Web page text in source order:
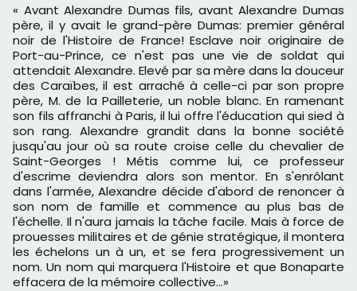
« Avant Alexandre Dumas fils, avant Alexandre Dumas
père, il y avait le grand-père Dumas: premier général
noir de l'Histoire de France! Esclave noir originaire de
Port-au-Prince, ce n'est pas une vie de soldat qui
attendait Alexandre. Elevé par sa mère dans la douceur
des Caraïbes, il est arraché à celle-ci par son propre
père, M. de la Pailleterie, un noble blanc. En ramenant
son fils affranchi à Paris, il lui offre l'éducation qui sied à
son rang. Alexandre grandit dans la bonne société
jusqu'au jour où sa route croise celle du chevalier de
Saint-Georges ! Métis comme lui, ce professeur
d'escrime deviendra alors son mentor. En s'enrôlant
dans l'armée, Alexandre décide d'abord de renoncer à
son nom de famille et commence au plus bas de
l'échelle. Il n'aura jamais la tâche facile. Mais à force de
prouesses militaires et de génie stratégique, il montera
les échelons un à un, et se fera progressivement un
nom. Un nom qui marquera l'Histoire et que Bonaparte
effacera de la mémoire collective...»